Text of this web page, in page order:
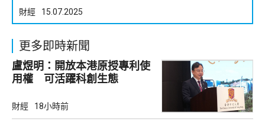
財經 15.07.2025
更多即時新聞
盧煜明：開放本港原授專利使
用權 可活躍科創生態
財經 18小時前